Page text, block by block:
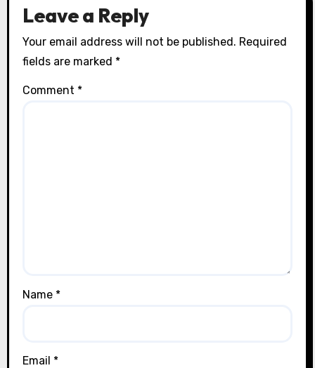
Leave a Reply
Your email address will not be published. Required
fields are marked *
Comment *
Name *
Email *